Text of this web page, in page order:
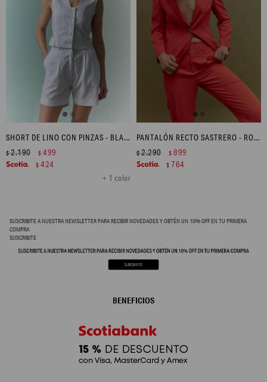
SHORT DE LINO CON PINZAS - BLANCO
+ 1 color
$2.190 $ 499
$ 424
PANTALÓN RECTO SASTRERO - ROJO
$2.290 $ 899
$ 764
SUSCRIBITE A NUESTRA NEWSLETTER PARA RECIBIR NOVEDADES Y OBTÉN UN 10% OFF EN TU PRIMERA
COMPRA
SUSCRIBITE
BENEFICIOS